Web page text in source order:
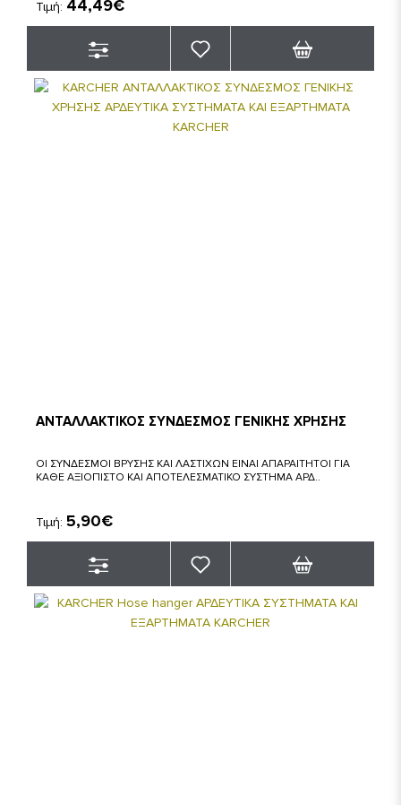
Τιμή: 44,49€
ΑΝΤΑΛΛΑΚΤΙΚΟΣ ΣΥΝΔΕΣΜΟΣ ΓΕΝΙΚΗΣ ΧΡΗΣΗΣ
ΟΙ ΣΥΝΔΕΣΜΟΙ ΒΡΥΣΗΣ ΚΑΙ ΛΑΣΤΙΧΩΝ ΕΙΝΑΙ ΑΠΑΡΑΙΤΗΤΟΙ ΓΙΑ
ΚΑΘΕ ΑΞΙΟΠΙΣΤΟ ΚΑΙ ΑΠΟΤΕΛΕΣΜΑΤΙΚΟ ΣΥΣΤΗΜΑ ΑΡΔ..
Τιμή: 5,90€